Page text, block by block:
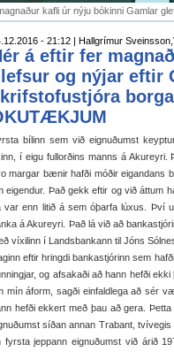
kafli úr nýju bókinni Gamlar
- 21:12 | Hallgrímur
á eftir fer
og nýjar eftir
bílinn sem við eignuðumst
í eigu fullorðins manns á
margar bænir hafði móðir eigandans
eigendur. Það gekk eftir og við áttum
var enn litið á sem óþarfa lúxus. Því
á Akureyri. Það lá við að
víxilinn í Landsbankann til Jóns
eftir hringdi bankastjórinn sem
og afsakaði að hann hefði
mín áform, sagði einfaldlega að sér
hefði ekkert með þau að gera.
síðan annan Trabant,
fyrsta jeppann eignuðumst við árið